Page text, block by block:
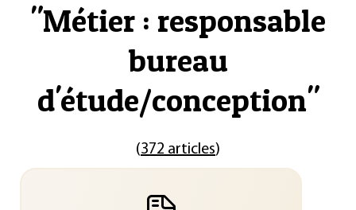
"Métier : responsable
bureau
d'étude/conception"
(372 articles)